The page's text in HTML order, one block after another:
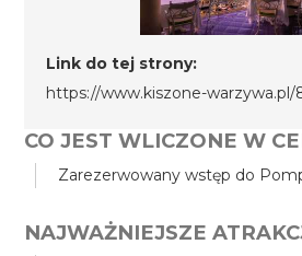
Link do tej strony:
https://www.kiszone-warzywa.pl/
CO JEST WLICZONE W
Zarezerwowany wstęp do
NAJWAŻNIEJSZE